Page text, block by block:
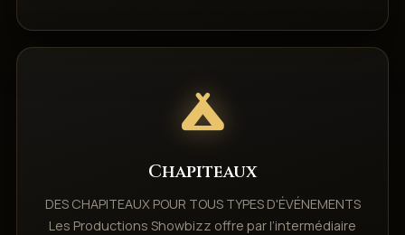
Chapiteaux
DES CHAPITEAUX POUR TOUS TYPES D'ÉVÉNEMENTS
Les Productions Showbizz offre par l’intermédiaire